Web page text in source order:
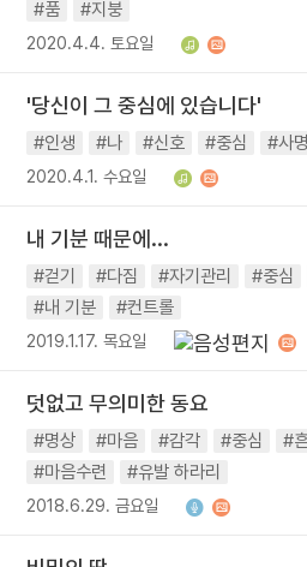
#품
#지붕
2020.4.4. 토요일
'당신이 그 중심에 있습니다'
#인생 #나 #신호 #중심 #사명
2020.4.1. 수요일
내 기분 때문에...
#걷기 #다짐 #자기관리 #중심
#내 기분
#컨트롤
2019.1.17. 목요일
덧없고 무의미한 동요
#명상 #마음 #감각 #중심 #
#마음수련
#유발 하라리
2018.6.29. 금요일